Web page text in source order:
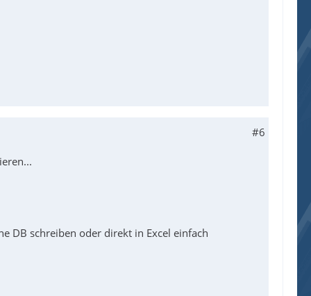
#6
DB schreiben oder direkt in Excel einfach